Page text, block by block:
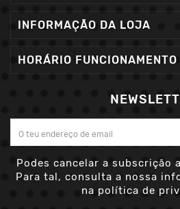
INFORMAÇÃO DA LOJA
HORÁRIO FUNCIONAMENTO
Podes cancelar a subscrição
Para tal, consulta a nossa
na política de